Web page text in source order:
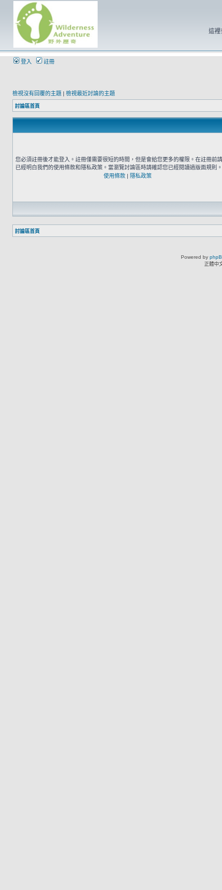
這裡
登入 註冊
檢視沒有回覆的主題 | 檢視最近討論的主題
討論區首頁
您必須註冊後才能登入。註冊僅需要很短的時間，但是會給您更多的權限。在註冊前
已經明白我們的使用條款和隱私政策。當瀏覽討論區時請確認您已經閱讀過版面規則。
使用條款 | 隱私政策
討論區首頁
Powered by
正體中